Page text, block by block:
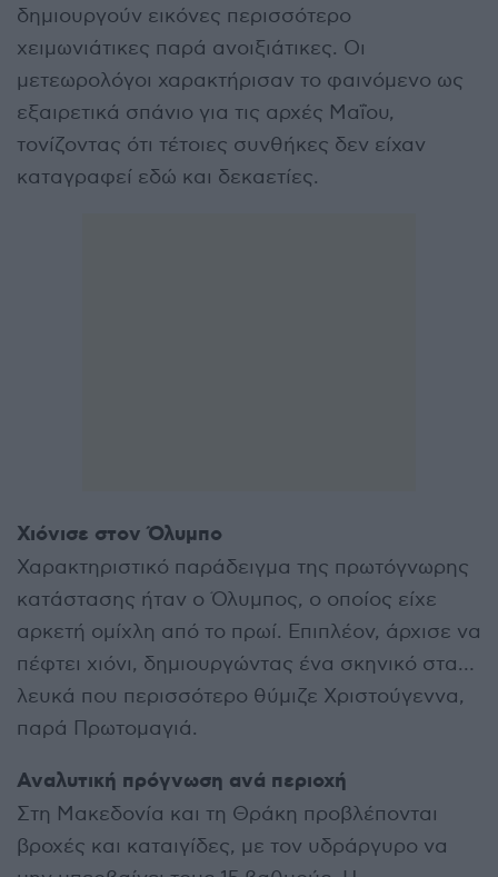
δημιουργούν εικόνες περισσότερο
χειμωνιάτικες παρά ανοιξιάτικες. Οι
μετεωρολόγοι χαρακτήρισαν το φαινόμενο ως
εξαιρετικά σπάνιο για τις αρχές Μαΐου,
τονίζοντας ότι τέτοιες συνθήκες δεν είχαν
καταγραφεί εδώ και δεκαετίες.
Χιόνισε στον Όλυμπο
Χαρακτηριστικό παράδειγμα της πρωτόγνωρης
κατάστασης ήταν ο Όλυμπος, ο οποίος είχε
αρκετή ομίχλη από το πρωί. Επιπλέον, άρχισε να
πέφτει χιόνι, δημιουργώντας ένα σκηνικό στα…
λευκά που περισσότερο θύμιζε Χριστούγεννα,
παρά Πρωτομαγιά.
Αναλυτική πρόγνωση ανά περιοχή
Στη Μακεδονία και τη Θράκη προβλέπονται
βροχές και καταιγίδες, με τον υδράργυρο να